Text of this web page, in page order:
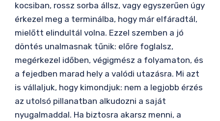
kocsiban, rossz sorba állsz, vagy egyszerűen úgy
érkezel meg a terminálba, hogy már elfáradtál,
mielőtt elindultál volna. Ezzel szemben a jó
döntés unalmasnak tűnik: előre foglalsz,
megérkezel időben, végigmész a folyamaton, és
a fejedben marad hely a valódi utazásra. Mi azt
is vállaljuk, hogy kimondjuk: nem a legjobb érzés
az utolsó pillanatban alkudozni a saját
nyugalmaddal. Ha biztosra akarsz menni, a